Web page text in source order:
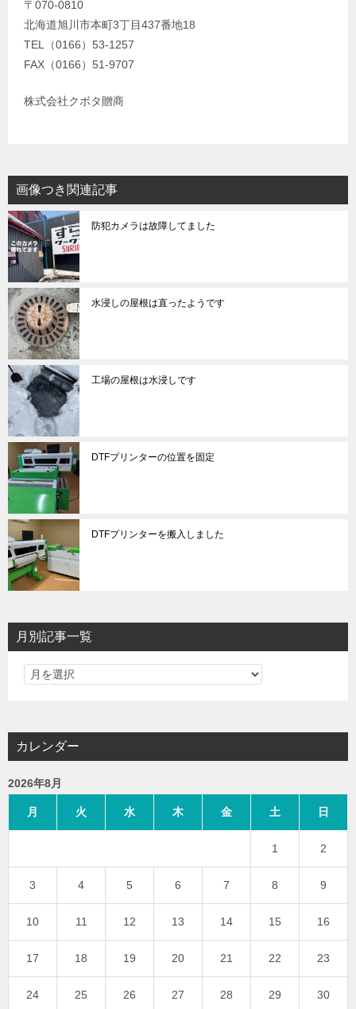
〒070-0810
北海道旭川市本町3丁目437番地18
TEL（0166）53-1257
FAX（0166）51-9707
株式会社クボタ贈商
画像つき関連記事
防犯カメラは故障してました
水浸しの屋根は直ったようです
工場の屋根は水浸しです
DTFプリンターの位置を固定
DTFプリンターを搬入しました
月別記事一覧
カレンダー
2026年8月
月 火 水 木 金 土 日
1 2
3 4 5 6 7 8 9
10 11 12 13 14 15 16
17 18 19 20 21 22 23
24 25 26 27 28 29 30